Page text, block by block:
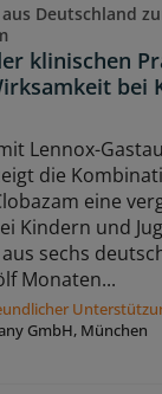
Deutschland
klinischen
bei
Lennox-
die
eine
Kindern und
sechs
Monaten...
GmbH, München